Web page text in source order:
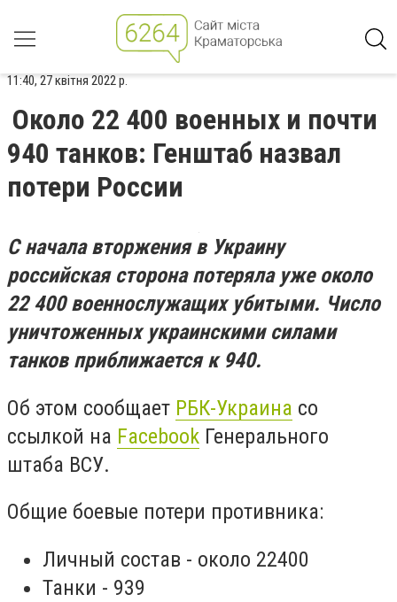
11:40, 27 квітня 2022 р.
Около 22 400 военных и почти
940 танков: Генштаб назвал
потери России
С начала вторжения в Украину
российская сторона потеряла уже около
22 400 военнослужащих убитыми. Число
уничтоженных украинскими силами
танков приближается к 940.
Об этом сообщает РБК-Украина со
ссылкой на Facebook Генерального
штаба ВСУ.
Общие боевые потери противника:
Личный состав - около 22400
Танки - 939